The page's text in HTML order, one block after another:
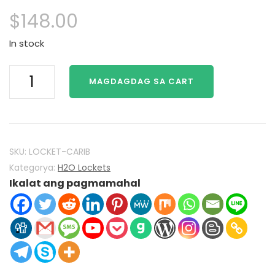
$148.00
In stock
lamang
ng
mako
mermaids
H2O
locket
925
Sterling
Silver
sa
MAGDAGDAG SA CART
SKU: LOCKET-CARIB
Kategorya: H2O Lockets
Ikalat ang pagmamahal